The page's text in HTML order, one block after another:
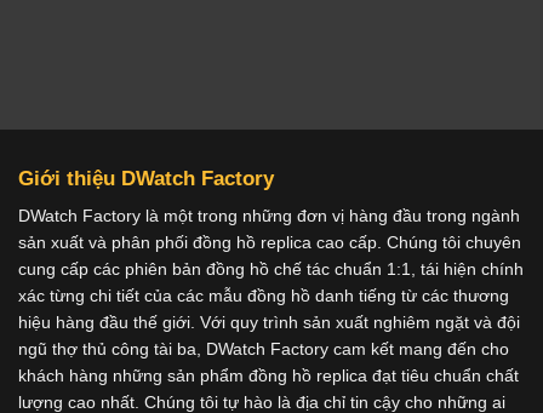
Giới thiệu DWatch Factory
DWatch Factory là một trong những đơn vị hàng đầu trong ngành
sản xuất và phân phối đồng hồ replica cao cấp. Chúng tôi chuyên
cung cấp các phiên bản đồng hồ chế tác chuẩn 1:1, tái hiện chính
xác từng chi tiết của các mẫu đồng hồ danh tiếng từ các thương
hiệu hàng đầu thế giới. Với quy trình sản xuất nghiêm ngặt và đội
ngũ thợ thủ công tài ba, DWatch Factory cam kết mang đến cho
khách hàng những sản phẩm đồng hồ replica đạt tiêu chuẩn chất
lượng cao nhất. Chúng tôi tự hào là địa chỉ tin cậy cho những ai